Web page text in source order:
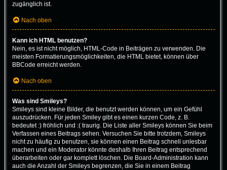
zugänglich ist.
Nach oben
Kann ich HTML benutzen?
Nein, es ist nicht möglich, HTML-Code in Beiträgen zu verwenden. Die
meisten Formatierungsmöglichkeiten, die HTML bietet, können über
BBCode erreicht werden.
Nach oben
Was sind Smileys?
Smileys sind kleine Bilder, die benutzt werden können, um ein Gefühl
auszudrücken. Für jeden Smiley gibt es einen kurzen Code, z. B.
bedeutet :) fröhlich und :( traurig. Die Liste aller Smileys können Sie beim
Verfassen eines Beitrags sehen. Versuchen Sie bitte trotzdem, Smileys
nicht zu häufig zu benutzen, sie können einen Beitrag schnell unlesbar
machen und ein Moderator könnte deshalb Ihren Beitrag entsprechend
überarbeiten oder gar komplett löschen. Die Board-Administration kann
auch die Anzahl der Smileys begrenzen, die Sie in einem Beitrag